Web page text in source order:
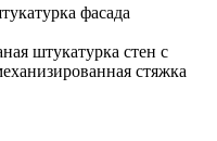
фасада
штукатурка стен с
стяжка